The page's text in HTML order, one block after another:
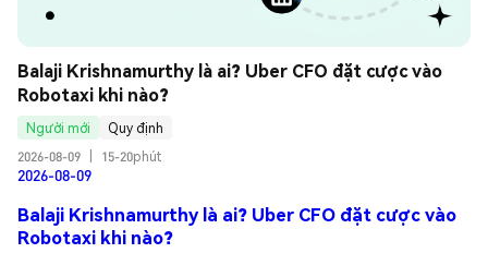
Balaji Krishnamurthy là ai? Uber CFO đặt cược vào
Robotaxi khi nào?
Người mới
Quy định
2026-08-09
15-20phút
2026-08-09
Balaji Krishnamurthy là ai? Uber CFO đặt cược vào
Robotaxi khi nào?